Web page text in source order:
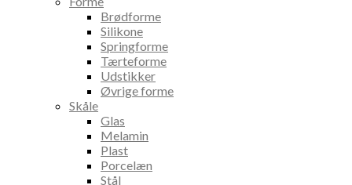
Brødforme
Silikone
Springforme
Tærteforme
Udstikker
Øvrige forme
Skåle
Glas
Melamin
Plast
Porcelæn
Stål